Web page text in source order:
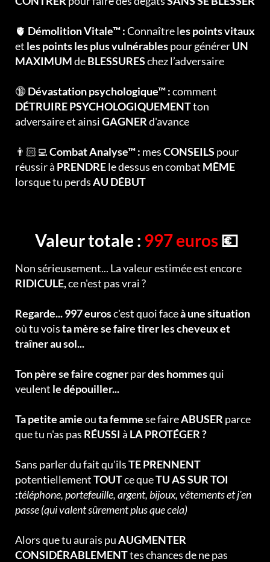
🫀 Démolition Vitale™ :Connaître les points vitaux
et les points les plus vulnérablespour générerUN
MAXIMUMdeBLESSURESchez l’adversaire
🔞 Dévastation psychologique™ :comment
DÉTRUIRE PSYCHOLOGIQUEMENTton
adversaire et ainsiGAGNERd'avance
👨🏻‍💻Combat Analyse™ : mesCONSEILS pour
réussir à PRENDREle dessus en combat MÊME
lorsque tu perdsAU DÉBUT
Valeur totale : 997 euros💶
Non sérieusement... La valeur estimée est encore
RIDICULE,ce n'est pas vrai ?
Regarde... 997 eurosc'est quoi faceà une situation
où tu voista mère se faire tirer les cheveux et
traîner au sol...
Ton père se faire cognerpardes hommesqui
veulent le dépouiller...
Ta petite amieouta femmese faireABUSER parce
que tu n'as pas RÉUSSI à LA PROTÉGER ?
Sans parler du fait qu'ilsTE PRENNENT
potentiellementTOUTce queTU AS SUR TOI
:téléphone, portefeuille, argent, bijoux, vêtements et j'en
passe (qui valent sûrement plus que cela)
Alors que tu aurais puAUGMENTER
CONSIDÉRABLEMENTtes chances de ne pas